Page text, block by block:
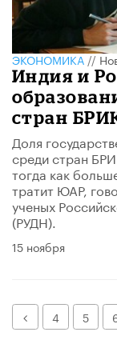
ЭКОНОМИКА//
Индия и
стран
Доля
среди стран
тогда как
тратит ЮАР,
ученых
(РУДН).
15 ноября
Назад
4 5